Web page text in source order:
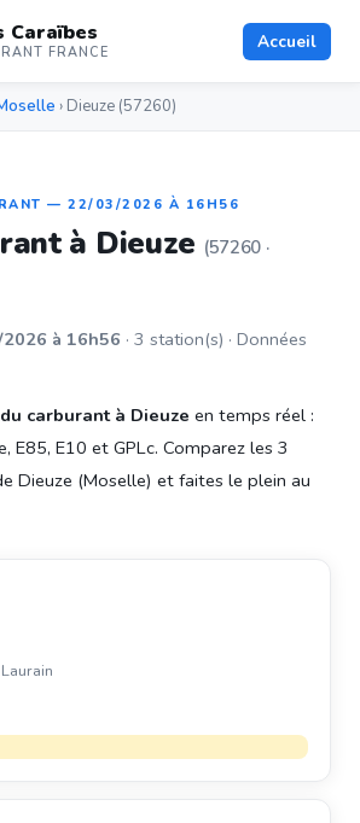
Caraïbes
FRANCE Accueil
› Dieuze (57260)
— 22/03/2026 À 16H56
à Dieuze (57260 ·
à 16h56 · 3 station(s) · Données
carburant à Dieuze en temps réel :
E85, E10 et GPLc. Comparez les 3
Dieuze (Moselle) et faites le plein au